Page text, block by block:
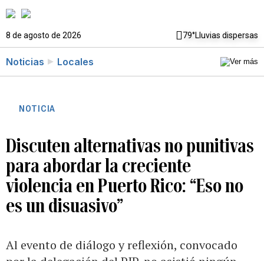
8 de agosto de 2026 79°Lluvias dispersas
Noticias Locales
NOTICIA
Discuten alternativas no punitivas
para abordar la creciente
violencia en Puerto Rico: “Eso no
es un disuasivo”
Al evento de diálogo y reflexión, convocado